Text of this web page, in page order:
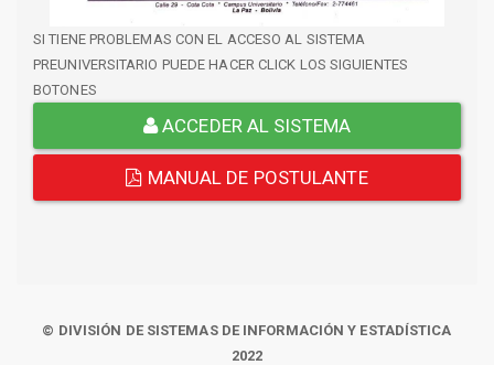
SI TIENE PROBLEMAS CON EL ACCESO AL SISTEMA
PREUNIVERSITARIO PUEDE HACER CLICK LOS SIGUIENTES
BOTONES
ACCEDER AL SISTEMA
MANUAL DE POSTULANTE
© DIVISIÓN DE SISTEMAS DE INFORMACIÓN Y ESTADÍSTICA
2022